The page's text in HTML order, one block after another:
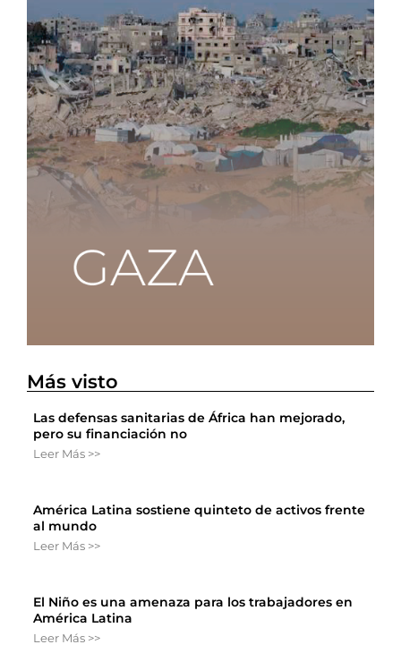
Más visto
Las defensas sanitarias de África han mejorado,
pero su financiación no
Leer Más >>
América Latina sostiene quinteto de activos frente
al mundo
Leer Más >>
El Niño es una amenaza para los trabajadores en
América Latina
Leer Más >>